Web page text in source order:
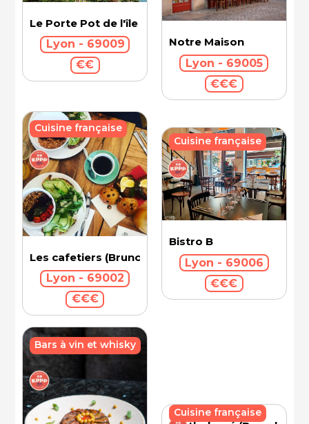
Le Porte Pot de l'île Barbe
Lyon - 69009
€€
Notre Maison
Lyon - 69005
€€€
Les cafetiers (Brunch)
Lyon - 69002
€€€
Cuisine française
Bistro B
Lyon - 69006
€€€
Cuisine française
Bars à vin et whisky
Cuisine française